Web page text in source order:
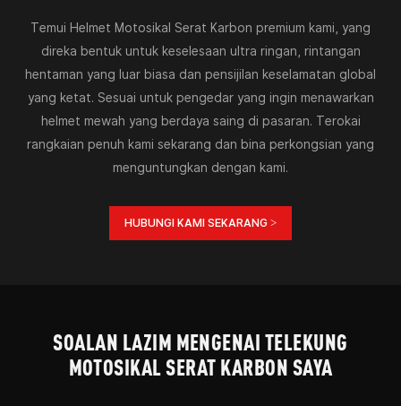
Temui Helmet Motosikal Serat Karbon premium kami, yang
direka bentuk untuk keselesaan ultra ringan, rintangan
hentaman yang luar biasa dan pensijilan keselamatan global
yang ketat. Sesuai untuk pengedar yang ingin menawarkan
helmet mewah yang berdaya saing di pasaran. Terokai
rangkaian penuh kami sekarang dan bina perkongsian yang
menguntungkan dengan kami.
HUBUNGI KAMI SEKARANG >
SOALAN LAZIM MENGENAI TELEKUNG
MOTOSIKAL SERAT KARBON SAYA